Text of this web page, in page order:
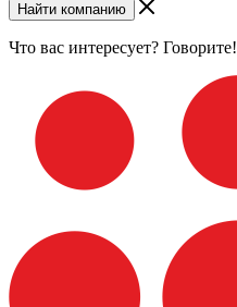
Найти компанию
Что вас интересует? Говорите!